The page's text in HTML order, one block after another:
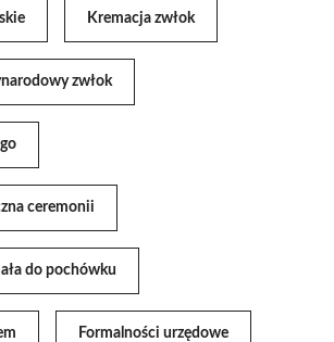
Kremacja zwłok
zwłok
ceremonii
do pochówku
Formalności urzędowe